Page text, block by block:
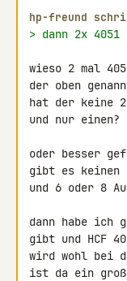
hp-freund
> dann 2x 4051
wieso 2 mal
der oben
hat der keine 2
und nur einen?
oder besser
gibt es keinen
und 6 oder 8
dann habe ich
gibt und HCF
wird wohl bei
ist da ein